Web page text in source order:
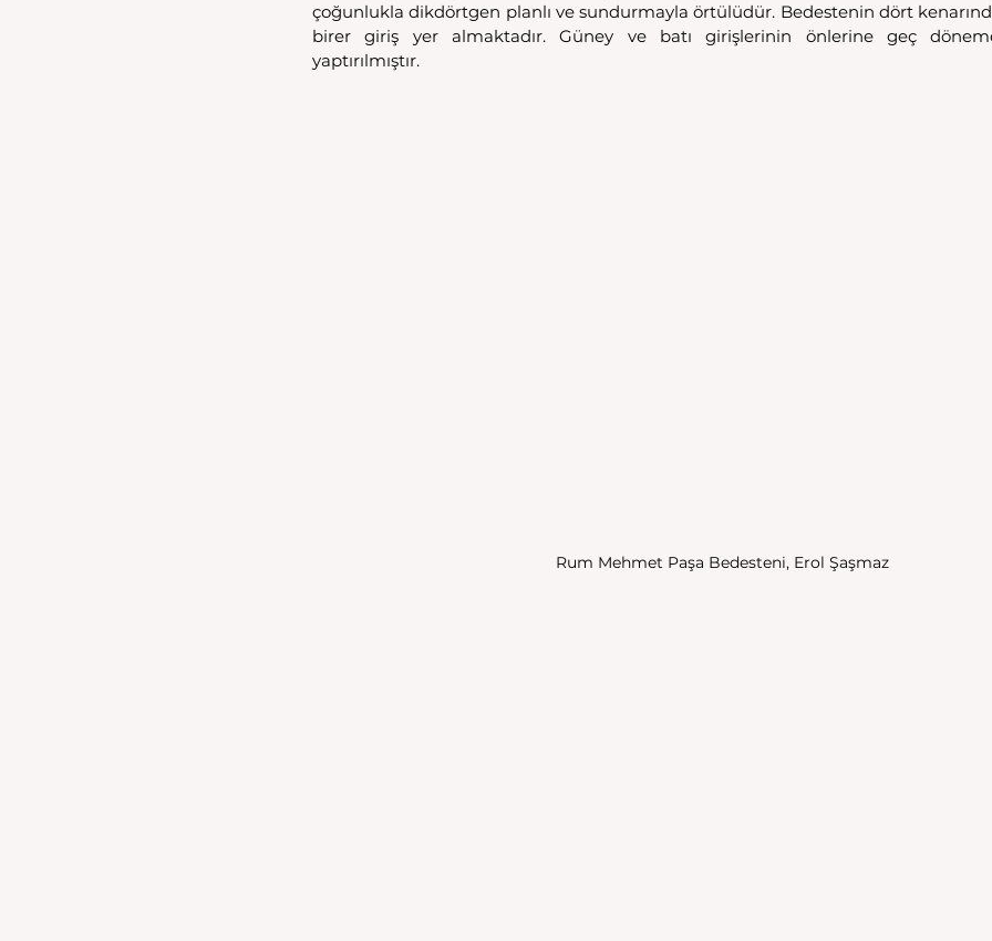
çoğunlukla dikdörtgen planlı ve sundurmayla örtülüdür. Bedestenin dört
birer giriş yer almaktadır. Güney ve batı girişlerinin önlerine geç
yaptırılmıştır.
Rum Mehmet Paşa Bedesteni, Erol Şaşmaz